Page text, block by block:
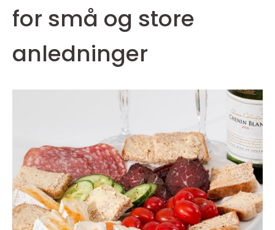
for små og store
anledninger